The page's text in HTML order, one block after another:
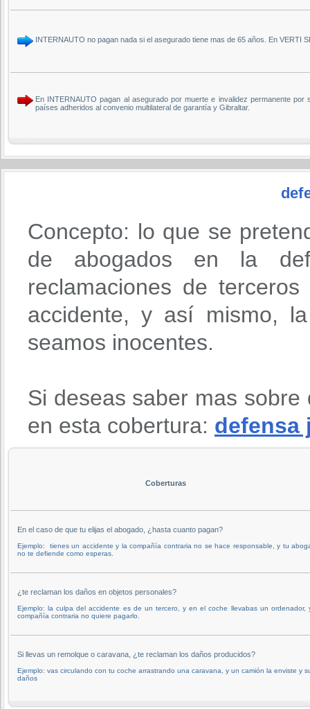
INTERNAUTO no pagan nada si el asegurado tiene mas de 65 años. En VERTI
En INTERNAUTO pagan al asegurado por muerte e invalidez permanente
países adheridos al convenio multilateral de garantía y Gibraltar.
Concepto: lo que se
de abogados en la
reclamaciones de
accidente, y así mismo,
seamos inocentes.
Si deseas saber mas
en esta cobertura: defensa
Coberturas
En el caso de que tu elijas el abogado, ¿hasta cuanto pagan?
Ejemplo: tienes un accidente y la compañía contraria no se hace responsable, y tu
no te defiende como esperas.
¿te reclaman los daños en objetos personales?
Ejemplo: la culpa del accidente es de un tercero, y en el coche llevabas un ordenador,
compañía contraria no quiere pagarlo.
Si llevas un remolque o caravana, ¿te reclaman los daños producidos?
Ejemplo: vas circulando con tu coche arrastrando una caravana, y un camión la enviste y
daños